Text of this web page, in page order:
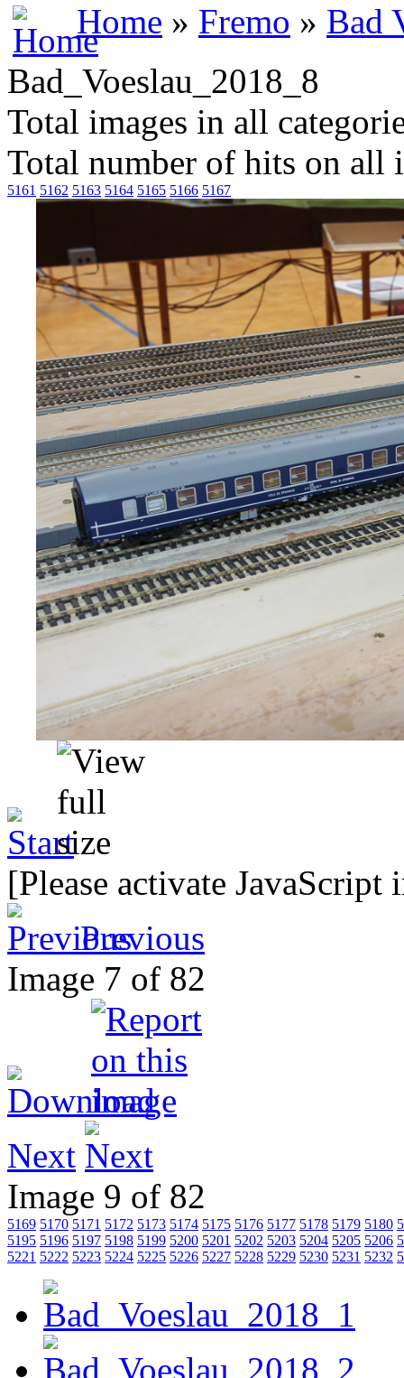
Home » Fremo » Bad
Bad_Voeslau_2018_8
Total images in all
Total number of hits on all
5161 5162 5163 5164 5165 5166 5167
[Please activate
Previous
Image 7 of 82
Next
Image 9 of 82
5169 5170 5171 5172 5173 5174 5175 5176 5177 5178 5179 5180
5195 5196 5197 5198 5199 5200 5201 5202 5203 5204 5205 5206
5221 5222 5223 5224 5225 5226 5227 5228 5229 5230 5231 5232